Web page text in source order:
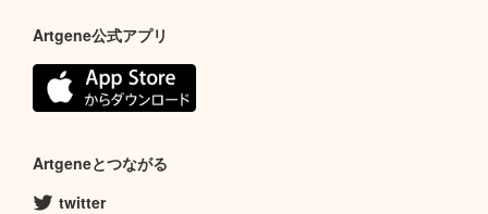
Artgene公式アプリ
Artgeneとつながる
twitter